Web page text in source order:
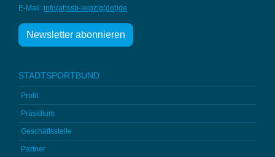
E-Mail: info(at)ssb- leipzig(dot)de
Newsletter abonnieren
STADTSPORTBUND
Profil
Präsidium
Geschäftsstelle
Partner